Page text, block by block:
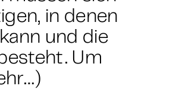
in denen
und die
Um